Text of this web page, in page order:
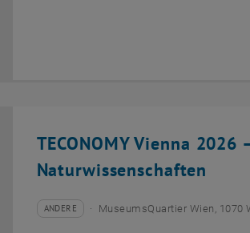
TECONOMY Vienna
Naturwissenschaften
Veranstaltungstyp:
ANDERE
Veranstaltungsort:MuseumsQuartier Wien, 1070